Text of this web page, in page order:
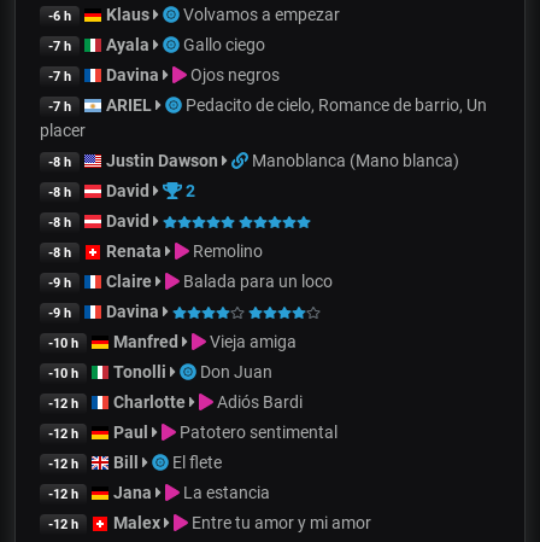
-6 h Klaus Volvamos a empezar
-7 h Ayala Gallo ciego
-7 h Davina Ojos negros
-7 h ARIEL
Pedacito de cielo, Romance de barrio, Un
placer
-8 h Justin Dawson Manoblanca (Mano blanca)
-8 h David 2
-8 h David
-8 h Renata Remolino
-9 h Claire Balada para un loco
-9 h Davina
-10 h Manfred Vieja amiga
-10 h Tonolli Don Juan
-12 h Charlotte Adiós Bardi
-12 h Paul Patotero sentimental
-12 h Bill El flete
-12 h Jana La estancia
-12 h Malex Entre tu amor y mi amor